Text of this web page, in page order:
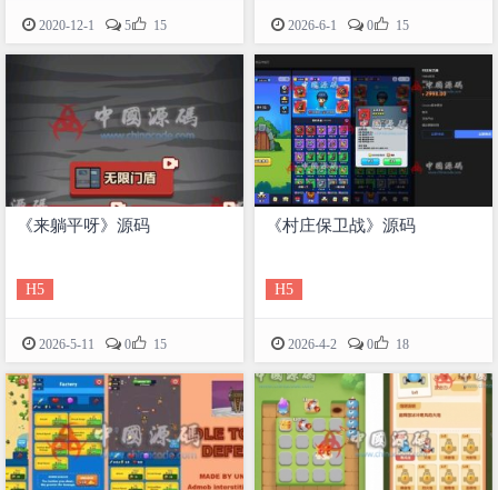
2020-12-1 5 15 2026-6-1 0 15
《来躺平呀》源码
H5
2026-5-11 0 15
《村庄保卫战》源码
H5
2026-4-2 0 18